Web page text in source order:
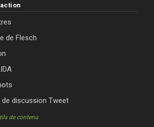
de Flesch
discussion Tweet
de contenu